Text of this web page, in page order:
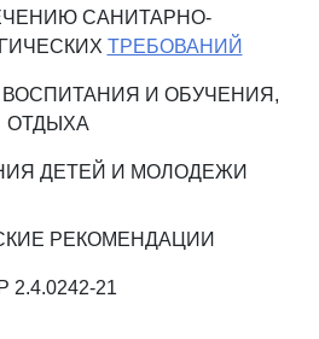
САНИТАРНО-
ТРЕБОВАНИЙ
И ОБУЧЕНИЯ,
ОТДЫХА
ДЕТЕЙ И МОЛОДЕЖИ
РЕКОМЕНДАЦИИ
2.4.0242-21